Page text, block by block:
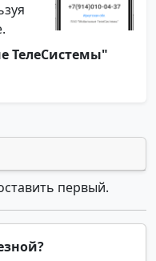
ТелеСистемы"
первый.